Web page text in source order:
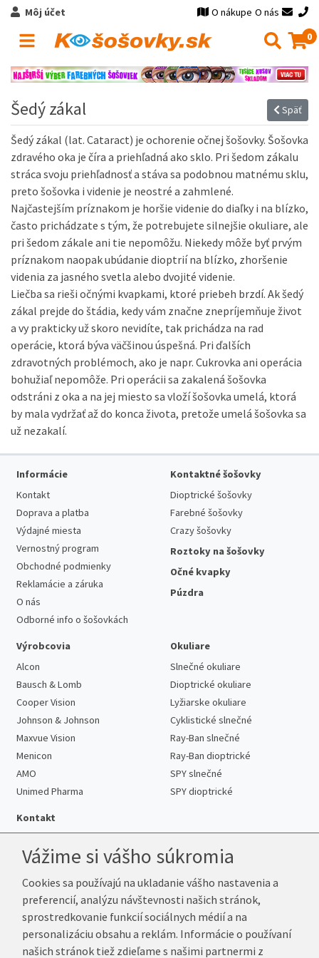
Môj účet O nákupe O nás
0
Šedý zákal Späť
Šedý zákal (lat. Cataract) je ochorenie očnej šošovky. Šošovka
zdravého oka je číra a priehľadná ako sklo. Pri šedom zákalu
stráca svoju priehľadnosť a stáva sa podobnou matnému sklu,
preto šošovka i videnie je neostré a zahmlené.
Najčastejším príznakom je horšie videnie do diaľky i na blízko,
často prichádzate s tým, že potrebujete silnejšie okuliare, ale
pri šedom zákale ani tie nepomôžu. Niekedy môže byť prvým
príznakom naopak ubúdanie dioptrií na blízko, zhoršenie
videnia za jasného svetla alebo dvojité videnie.
Liečba sa rieši očnými kvapkami, ktoré priebeh brzdí. Ak šedý
zákal prejde do štádia, kedy vám značne znepríjemňuje život
a vy prakticky už skoro nevidíte, tak prichádza na rad
operácie, ktorá býva väčšinou úspešná. Pri ďalších
zdravotných problémoch, ako je napr. Cukrovka ani operácia
bohužiaľ nepomôže. Pri operácii sa zakalená šošovka
odstráni z oka a na jej miesto sa vloží šošovka umelá, ktorá
by mala vydržať až do konca života, pretože umelá šošovka sa
už nezakalí.
Informácie
Kontakt
Doprava a platba
Výdajné miesta
Vernostný program
Obchodné podmienky
Reklamácie a záruka
O nás
Odborné info o šošovkách
Kontaktné šošovky
Dioptrické šošovky
Farebné šošovky
Crazy šošovky
Roztoky na šošovky
Očné kvapky
Púzdra
Výrobcovia
Alcon
Bausch & Lomb
Cooper Vision
Johnson & Johnson
Maxvue Vision
Menicon
AMO
Unimed Pharma
Okuliare
Slnečné okuliare
Dioptrické okuliare
Lyžiarske okuliare
Cyklistické slnečné
Ray-Ban slnečné
Ray-Ban dioptrické
SPY slnečné
SPY dioptrické
Kontakt
Telefón:+421 222 205 863
E-mail:info@k-sosovky.sk
Reklamačná adresa
Andrea Votavová
Vážime si vášho súkromia
Cookies sa používajú na ukladanie vášho nastavenia a
preferencií, analýzu návštevnosti našich stránok,
sprostredkovanie funkcií sociálnych médií a na
personalizáciu obsahu a reklám. Informácie o používaní
našich stránok tiež zdieľame s našimi partnermi z